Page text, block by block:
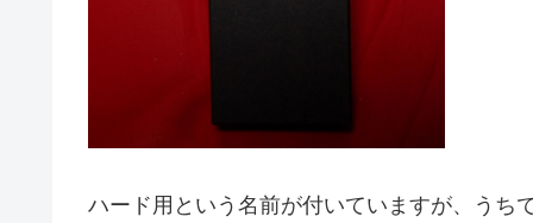
ハード用という名前が付いていますが、うち